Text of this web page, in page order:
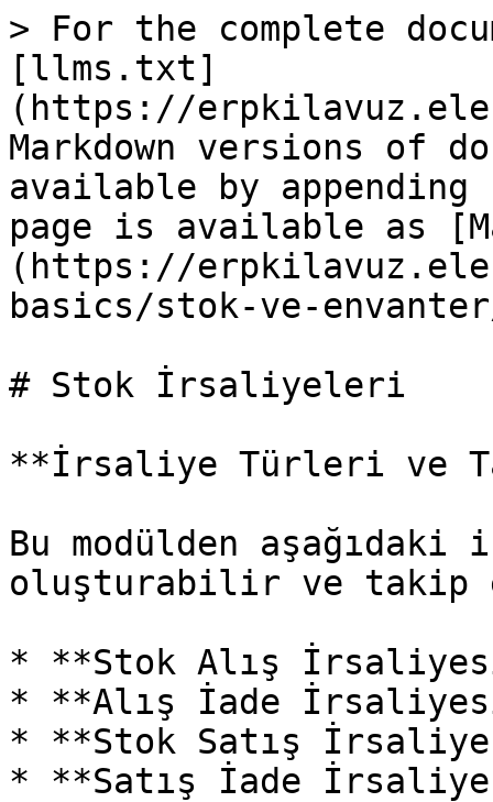
> For the complete
[llms.txt]
(https://
Markdown versions of
available by
page is available as
(https://
basics/stok-ve-
# Stok İrsaliyeleri
**İrsaliye Türleri ve
Bu modülden
oluşturabilir ve takip
* **Stok Alış
* **Alış İade
* **Stok Satış
* **Satış İade